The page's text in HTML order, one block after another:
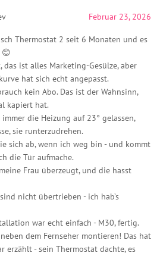
Februar 23, 2026
Thermostat 2 seit 6 Monaten und es
😊
das ist alles Marketing-Gesülze, aber
hat sich echt angepasst.
kein Abo. Das ist der Wahnsinn,
kapiert hat.
die Heizung auf 23° gelassen,
sie runterzudrehen.
sich ab, wenn ich weg bin - und kommt
die Tür aufmache.
Frau überzeugt, und die hasst
nicht übertrieben - ich hab’s
war echt einfach - M30, fertig.
dem Fernseher montieren! Das hat
erzählt - sein Thermostat dachte, es